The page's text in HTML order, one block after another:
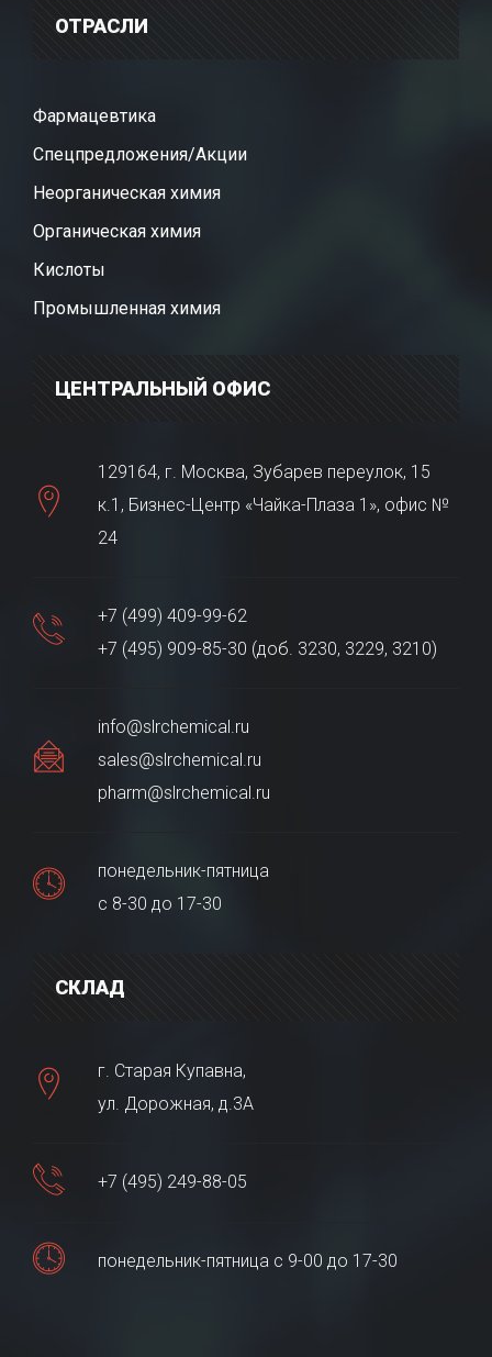
ОТРАСЛИ
Фармацевтика
Спецпредложения/Акции
Неорганическая химия
Органическая химия
Кислоты
Промышленная химия
ЦЕНТРАЛЬНЫЙ ОФИС
129164, г. Москва, Зубарев переулок, 15
к.1, Бизнес-Центр «Чайка-Плаза 1», офис №
24
+7 (499) 409-99-62
+7 (495) 909-85-30 (доб. 3230, 3229, 3210)
info@slrchemical.ru
sales@slrchemical.ru
pharm@slrchemical.ru
понедельник-пятница
с 8-30 до 17-30
СКЛАД
г. Старая Купавна,
ул. Дорожная, д.3А
+7 (495) 249-88-05
понедельник-пятница с 9-00 до 17-30